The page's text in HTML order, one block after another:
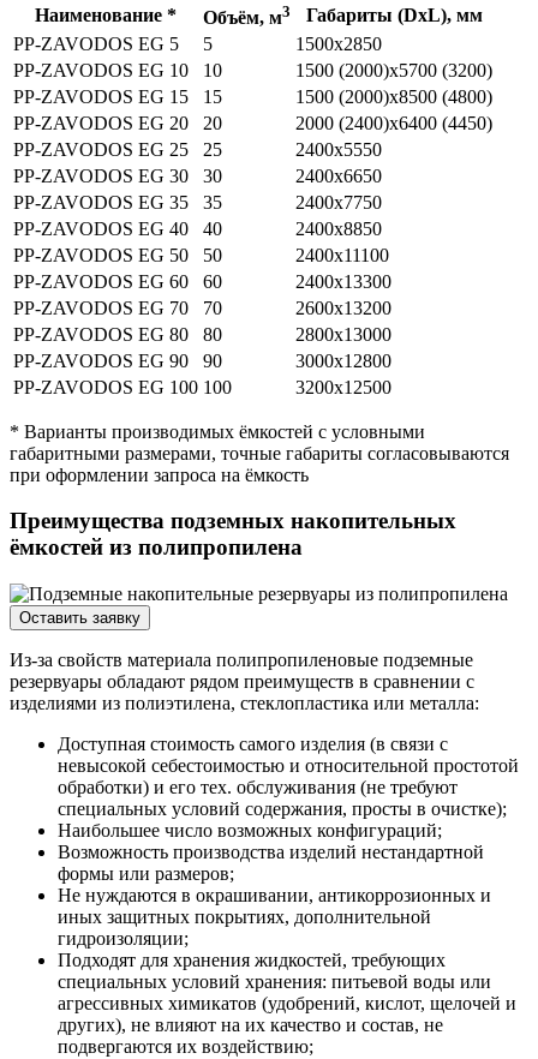
Наименование * Объём, м3
Габариты (DхL), мм
PP-ZAVODOS EG 5
5
1500х2850
PP-ZAVODOS EG 10
10
1500 (2000)х5700 (3200)
PP-ZAVODOS EG 15
15
1500 (2000)х8500 (4800)
PP-ZAVODOS EG 20
20
2000 (2400)х6400 (4450)
PP-ZAVODOS EG 25
25
2400х5550
PP-ZAVODOS EG 30
30
2400х6650
PP-ZAVODOS EG 35
35
2400х7750
PP-ZAVODOS EG 40
40
2400х8850
PP-ZAVODOS EG 50
50
2400х11100
PP-ZAVODOS EG 60
60
2400х13300
PP-ZAVODOS EG 70
70
2600х13200
PP-ZAVODOS EG 80
80
2800х13000
PP-ZAVODOS EG 90
90
3000х12800
PP-ZAVODOS EG 100 100 3200х12500
* Варианты производимых ёмкостей с условными
габаритными размерами, точные габариты согласовываются
при оформлении запроса на ёмкость
Преимущества подземных накопительных
ёмкостей из полипропилена
Оставить заявку
Из-за свойств материала полипропиленовые подземные
резервуары обладают рядом преимуществ в сравнении с
изделиями из полиэтилена, стеклопластика или металла:
Доступная стоимость самого изделия (в связи с
невысокой себестоимостью и относительной простотой
обработки) и его тех. обслуживания (не требуют
специальных условий содержания, просты в очистке);
Наибольшее число возможных конфигураций;
Возможность производства изделий нестандартной
формы или размеров;
Не нуждаются в окрашивании, антикоррозионных и
иных защитных покрытиях, дополнительной
гидроизоляции;
Подходят для хранения жидкостей, требующих
специальных условий хранения: питьевой воды или
агрессивных химикатов (удобрений, кислот, щелочей и
других), не влияют на их качество и состав, не
подвергаются их воздействию;